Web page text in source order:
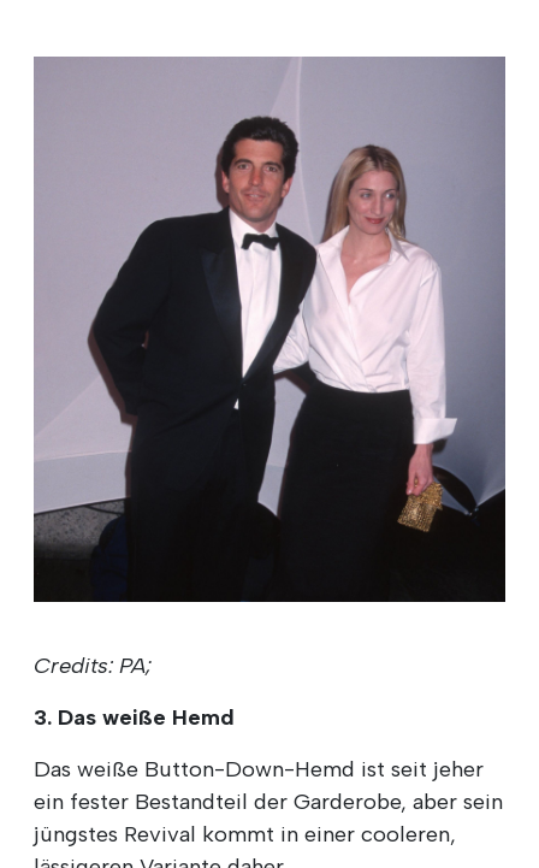
Credits: PA;
3. Das weiße Hemd
Das weiße Button-Down-Hemd ist seit jeher
ein fester Bestandteil der Garderobe, aber sein
jüngstes Revival kommt in einer cooleren,